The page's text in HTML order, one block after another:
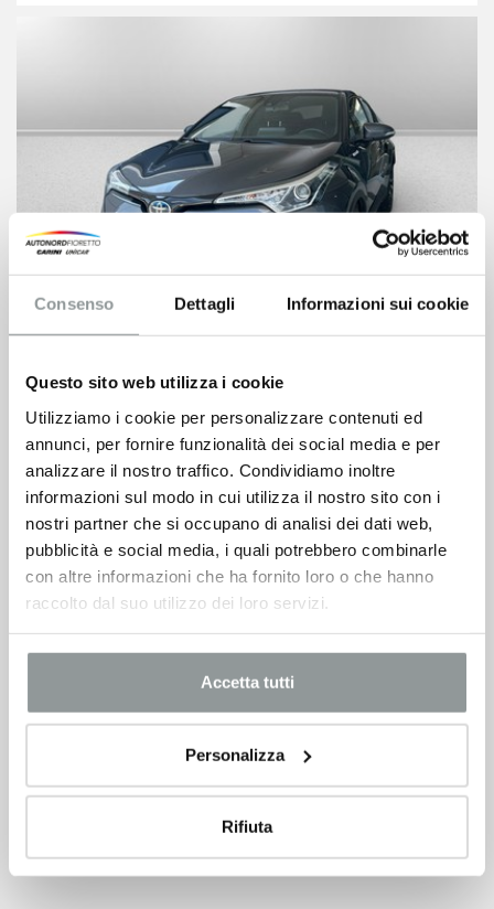
Consenso Dettagli Informazioni sui cookie
Questo sito web utilizza i cookie
Utilizziamo i cookie per personalizzare contenuti ed
annunci, per fornire funzionalità dei social media e per
analizzare il nostro traffico. Condividiamo inoltre
informazioni sul modo in cui utilizza il nostro sito con i
nostri partner che si occupano di analisi dei dati web,
pubblicità e social media, i quali potrebbero combinarle
con altre informazioni che ha fornito loro o che hanno
raccolto dal suo utilizzo dei loro servizi.
Accetta tutti
Personalizza
Rifiuta
Toyota C-hr
16.500€
VEDI SCHEDA